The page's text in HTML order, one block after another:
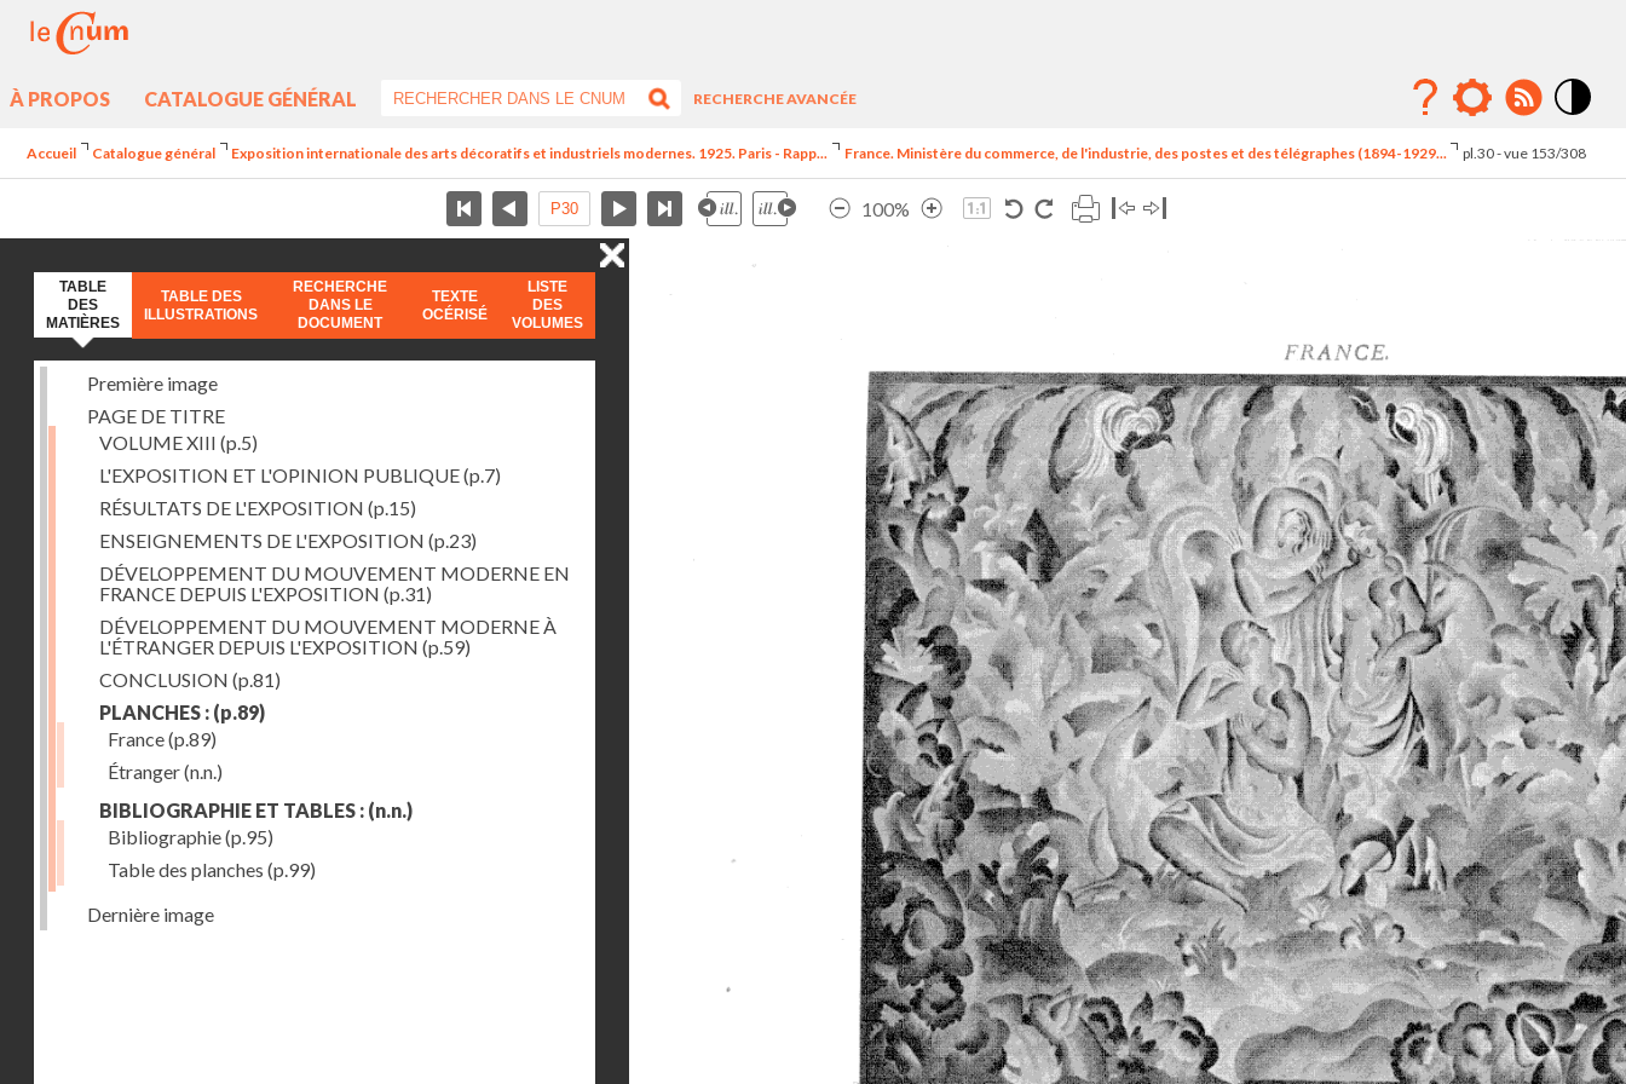
À PROPOS CATALOGUE GÉNÉRAL
RECHERCHE AVANCÉE
élévé
Accueil Catalogue général Exposition internationale des arts décoratifs et industriels modernes. 1925. Paris - Rapp... France. Ministère du commerce, de l'industrie, des postes et des télégraphes (1894-1929... pl.30 - vue 153/308
100%
TABLE
DES
MATIÈRES
TABLE DES
ILLUSTRATIONS
RECHERCHE
DANS LE
DOCUMENT
TEXTE
OCÉRISÉ
LISTE
DES
VOLUMES
Première image
PAGE DE TITRE
VOLUME XIII (p.5)
L'EXPOSITION ET L'OPINION PUBLIQUE(p.7)
RÉSULTATS DE L'EXPOSITION (p.15)
ENSEIGNEMENTS DE L'EXPOSITION (p.23)
DÉVELOPPEMENT DU MOUVEMENT MODERNE EN
FRANCE DEPUIS L'EXPOSITION (p.31)
DÉVELOPPEMENT DU MOUVEMENT MODERNE À
L'ÉTRANGER DEPUIS L'EXPOSITION (p.59)
CONCLUSION (p.81)
PLANCHES : (p.89)
France(p.89)
Étranger(n.n.)
BIBLIOGRAPHIE ET TABLES : (n.n.)
Bibliographie(p.95)
Table des planches (p.99)
Dernière image